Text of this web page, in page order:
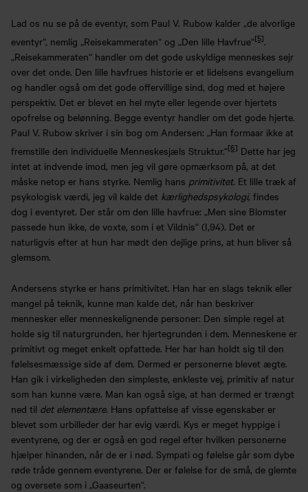
Lad os nu se på de eventyr, som Paul V. Rubow kalder „de alvorlige
eventyr“, nemlig „Reisekammeraten“ og „Den lille Havfrue“[5].
„Reisekammeraten“ handler om det gode uskyldige menneskes sejr
over det onde. Den lille havfrues historie er et lidelsens evangelium
og handler også om det gode offervillige sind, dog med et højere
perspektiv. Det er blevet en hel myte eller legende over hjertets
opofrelse og belønning. Begge eventyr handler om det gode hjerte.
Paul V. Rubow skriver i sin bog om Andersen: „Han formaar ikke at
fremstille den individuelle Menneskesjæls Struktur.“[6] Dette har jeg
intet at indvende imod, men jeg vil gøre opmærksom på, at det
måske netop er hans styrke. Nemlig hans primitivitet. Et lille træk af
psykologisk værdi, jeg vil kalde det kærlighedspsykologi, findes
dog i eventyret. Der står om den lille havfrue: „Men sine Blomster
passede hun ikke, de voxte, som i et Vildnis“ (I,94). Det er
naturligvis efter at hun har mødt den dejlige prins, at hun bliver så
glemsom.
Andersens styrke er hans primitivitet. Han har en slags teknik eller
mangel på teknik, kunne man kalde det, når han beskriver
mennesker eller menneskelignende personer: Den simple regel at
holde sig til naturgrunden, her hjertegrunden i dem. Menneskene er
primitivt og meget enkelt opfattede. Her har han holdt sig til den
følelsesmæssige side af dem. Dermed er personerne blevet ægte.
Han gik i virkeligheden den simpleste, enkleste vej, primitiv af natur
som han kunne være. Man kan også sige, at han dermed er trængt
ned til det elementære. Hans opfattelse af visse egenskaber er
blevet som urbilleder der har evig værdi. Kys er meget hyppige i
eventyrene, og der er også en god regel efter hvilken personerne
hjælper hinanden, når de er i nød. Sympati og følelse går som dybe
røde tråde gennem eventyrene. Der er følelse for de små, de glemte
og oversete som i „Gaaseurten“.